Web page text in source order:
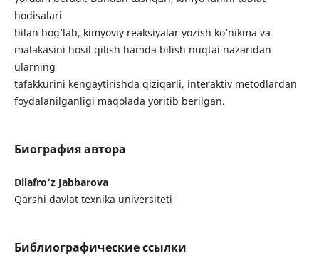
hodisalari
bilan bog‘lab, kimyoviy reaksiyalar yozish ko‘nikma va
malakasini hosil qilish hamda bilish nuqtai nazaridan
ularning
tafakkurini kengaytirishda qiziqarli, interaktiv metodlardan
foydalanilganligi maqolada yoritib berilgan.
Биография автора
Dilafro‘z Jabbarova
Qarshi davlat texnika universiteti
Библиографические ссылки